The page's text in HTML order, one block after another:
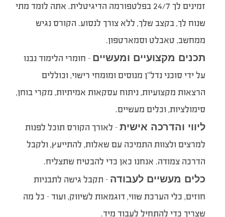
זמינים לך 24/7 בפלטפורמה הדיגיטלית. אתה לומד מתי
שנוח לך, בקצב שלך, ללא צורך לנסוע. הקורס נגיש
ממחשב, טאבלט וסמארטפון.
תכנים מקצועיים ומעשיים – חומרי הלימוד נבנו
על ידי סוכני נדל”ן מנוסים ומומחי רישוי, וכוללים
הרצאות מקצועיות, ניתוח עסקאות אמיתיות, מקרי בוחן,
סימולציות, וכלים מעשיים.
ליווי והדרכה אישית– לאורך הקורס תוכל לפנות
למרצים ולצוות התמיכה עם שאלות, להתייעץ, ולקבל
הדרכה צמודה. אנחנו כאן כדי להבטיח שתצליח.
כלים מעשיים לעבודה – תקבל גישה לתבניות
חוזים, כלי הערכת שווי, דוגמאות לשיווק, ועוד – כל מה
שצריך כדי להתחיל לעבוד מיד.